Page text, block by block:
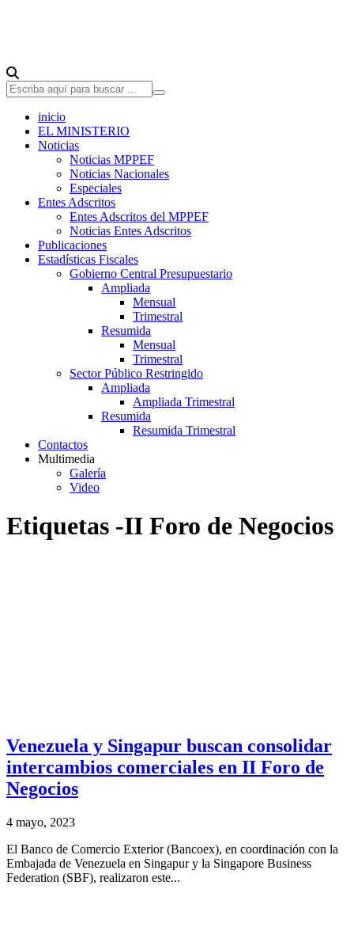
inicio
EL MINISTERIO
Noticias
Noticias MPPEF
Noticias Nacionales
Especiales
Entes Adscritos
Entes Adscritos del MPPEF
Noticias Entes Adscritos
Publicaciones
Estadísticas Fiscales
Gobierno Central Presupuestario
Ampliada
Mensual
Trimestral
Resumida
Mensual
Trimestral
Sector Público Restringido
Ampliada
Ampliada Trimestral
Resumida
Resumida Trimestral
Contactos
Multimedia
Galería
Video
Etiquetas -II Foro de Negocios
Venezuela y Singapur buscan consolidar
intercambios comerciales en II Foro de
Negocios
4 mayo, 2023
El Banco de Comercio Exterior (Bancoex), en coordinación con la
Embajada de Venezuela en Singapur y la Singapore Business
Federation (SBF), realizaron este...